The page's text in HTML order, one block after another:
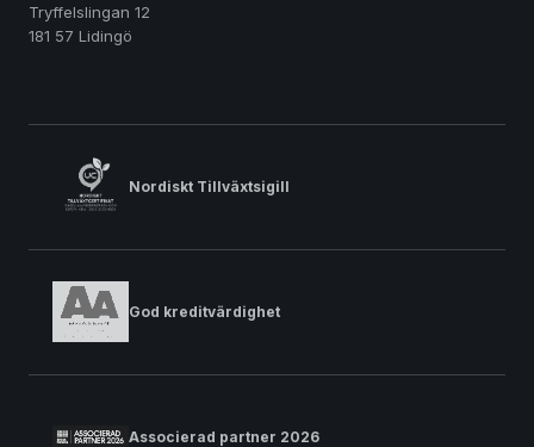
Tryffelslingan 12
181 57 Lidingö
Nordiskt Tillväxtsigill
God kreditvärdighet
Associerad partner 2026